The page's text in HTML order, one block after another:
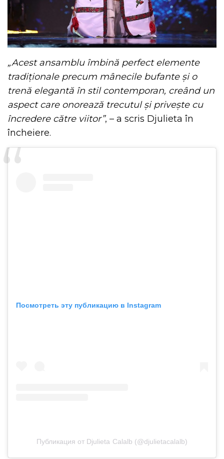
„Acest ansamblu îmbină perfect elemente
tradiționale precum mânecile bufante și o
trenă elegantă în stil contemporan, creând un
aspect care onorează trecutul și privește cu
încredere către viitor”, – a scris Djulieta în
încheiere.
Посмотреть эту публикацию в Instagram
Публикация от Djulieta Calalb (@djulietacalalb)